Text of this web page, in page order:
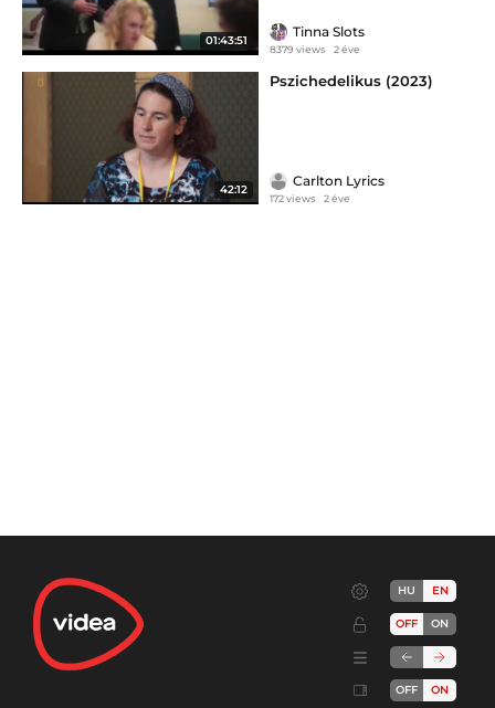
01:43:51
Tinna Slots
8379 views 2 éve
42:12
Pszichedelikus (2023)
Carlton Lyrics
172 views 2 éve
HU EN
OFF ON
OFF ON